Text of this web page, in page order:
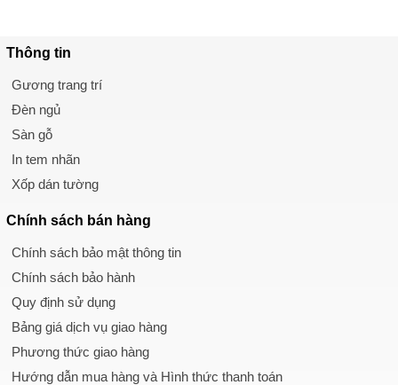
Thông tin
Gương trang trí
Đèn ngủ
Sàn gỗ
In tem nhãn
Xốp dán tường
Chính sách bán hàng
Chính sách bảo mật thông tin
Chính sách bảo hành
Quy định sử dụng
Bảng giá dịch vụ giao hàng
Phương thức giao hàng
Hướng dẫn mua hàng và Hình thức thanh toán